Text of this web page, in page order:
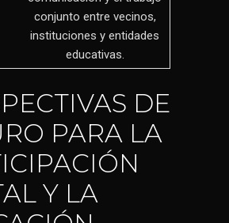
conjunto entre vecinos,
instituciones y entidades
educativas.
DE
PARA LA
Y LA